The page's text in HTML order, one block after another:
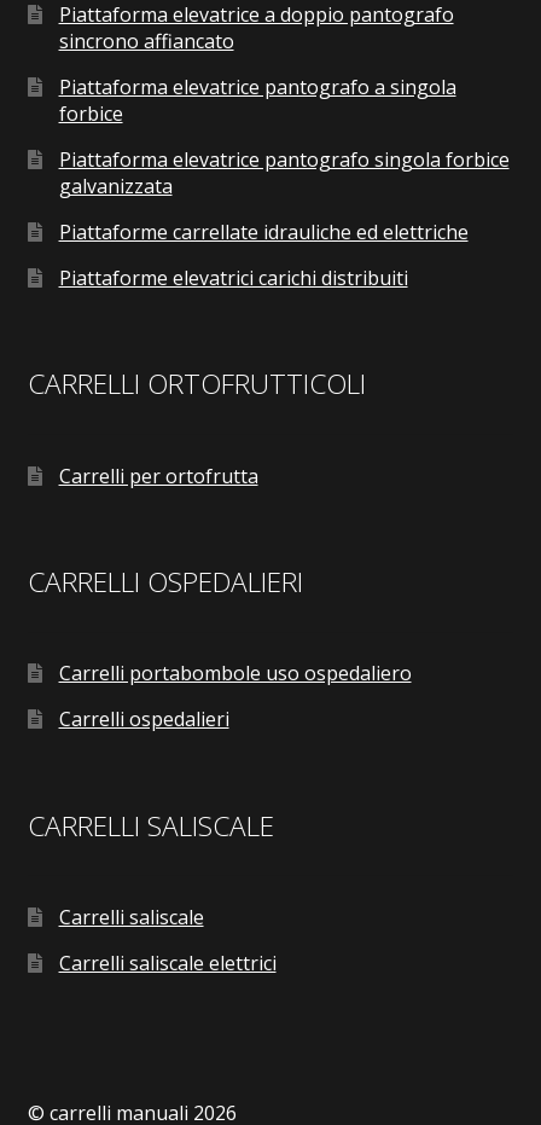
Piattaforma elevatrice a doppio pantografo
sincrono affiancato
Piattaforma elevatrice pantografo a singola
forbice
Piattaforma elevatrice pantografo singola forbice
galvanizzata
Piattaforme carrellate idrauliche ed elettriche
Piattaforme elevatrici carichi distribuiti
CARRELLI ORTOFRUTTICOLI
Carrelli per ortofrutta
CARRELLI OSPEDALIERI
Carrelli portabombole uso ospedaliero
Carrelli ospedalieri
CARRELLI SALISCALE
Carrelli saliscale
Carrelli saliscale elettrici
© carrelli manuali 2026